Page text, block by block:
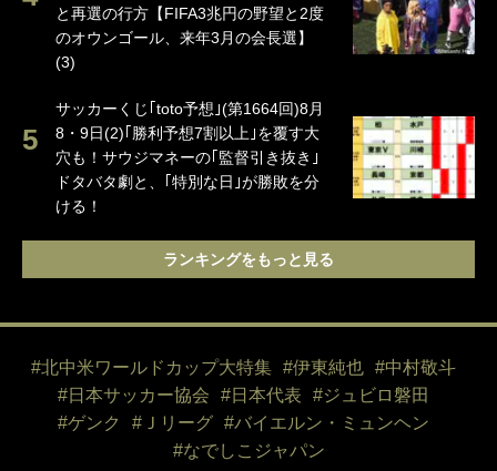
と再選の行方【FIFA3兆円の野望と2度
のオウンゴール、来年3月の会長選】
(3)
サッカーくじ｢toto予想｣(第1664回)8月
8・9日(2)｢勝利予想7割以上｣を覆す大
穴も！サウジマネーの｢監督引き抜き｣
ドタバタ劇と、｢特別な日｣が勝敗を分
ける！
ランキングをもっと見る
#北中米ワールドカップ大特集 #伊東純也
#中村敬斗
#日本サッカー協会
#日本代表
#ジュビロ磐田
#ゲンク
#Ｊリーグ
#バイエルン・ミュンヘン
#なでしこジャパン